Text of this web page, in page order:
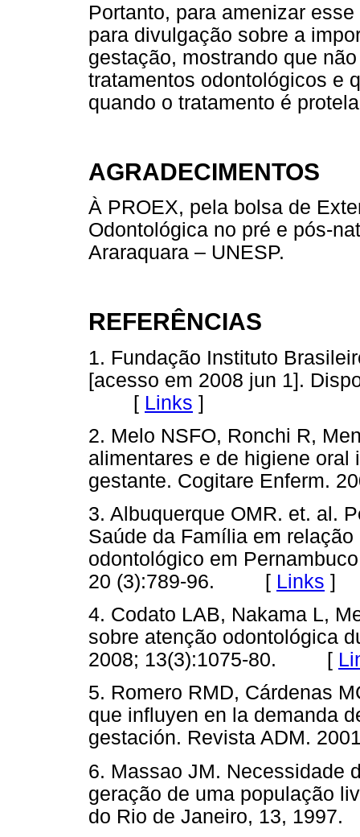
Portanto, para amenizar
para divulgação sobre a
gestação, mostrando que
tratamentos odontológicos e
quando o tratamento é
AGRADECIMENTOS
À PROEX, pela bolsa de
Odontológica no pré e pós-
Araraquara – UNESP.
REFERÊNCIAS
1. Fundação Instituto
[acesso em 2008 jun 1].
[ Links ]
2. Melo NSFO, Ronchi R,
alimentares e de higiene
gestante. Cogitare
3. Albuquerque OMR. et. al.
Saúde da Família em
odontológico em
20 (3):789-96. [ Links ]
4. Codato LAB, Nakama L,
sobre atenção odontológica
2008; 13(3):1075-80. [
5. Romero RMD, Cárdenas
que influyen en la demanda
gestación. Revista ADM.
6. Massao JM. Necessidade
geração de uma população
do Rio de Janeiro, 13,